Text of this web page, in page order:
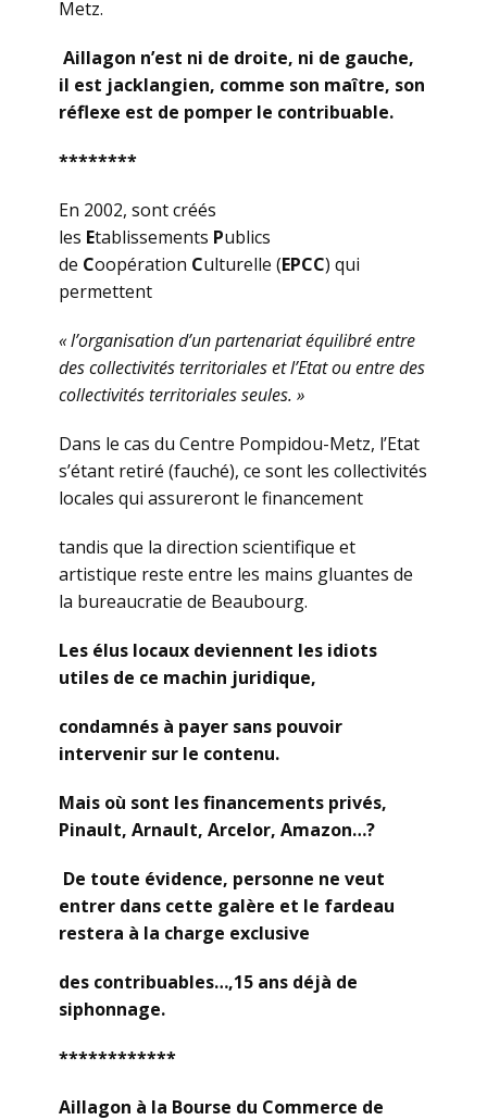
Metz.
Aillagon n’est ni de droite, ni de gauche,
il est jacklangien, comme son maître, son
réflexe est de pomper le contribuable.
********
En 2002, sont créés
les Etablissements Publics
de Coopération Culturelle (EPCC) qui
permettent
« l’organisation d’un partenariat équilibré entre
des collectivités territoriales et l’Etat ou entre des
collectivités territoriales seules. »
Dans le cas du Centre Pompidou-Metz, l’Etat
s’étant retiré (fauché), ce sont les collectivités
locales qui assureront le financement
tandis que la direction scientifique et
artistique reste entre les mains gluantes de
la bureaucratie de Beaubourg.
Les élus locaux deviennent les idiots
utiles de ce machin juridique,
condamnés à payer sans pouvoir
intervenir sur le contenu.
Mais où sont les financements privés,
Pinault, Arnault, Arcelor, Amazon…?
De toute évidence, personne ne veut
entrer dans cette galère et le fardeau
restera à la charge exclusive
des contribuables…,15 ans déjà de
siphonnage.
************
Aillagon à la Bourse du Commerce de